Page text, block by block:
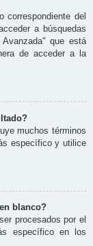
correspondiente del
a búsquedas
que está
de acceder a la
muchos términos
específico y utilice
blanco?
procesados por el
específico en los